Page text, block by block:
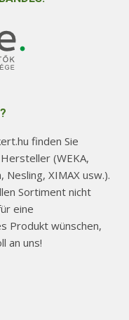
finden Sie
(WEKA,
Nesling, XIMAX usw.).
Sortiment nicht
eine
Produkt wünschen,
an uns!